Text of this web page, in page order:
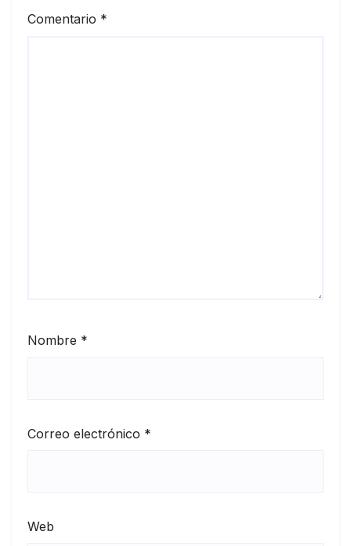
Comentario *
Nombre *
Correo electrónico *
Web